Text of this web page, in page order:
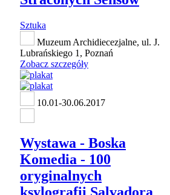
Sztuka
Muzeum Archidiecezjalne, ul. J.
Lubrańskiego 1, Poznań
Zobacz szczegóły
10.01-30.06.2017
Wystawa - Boska
Komedia - 100
oryginalnych
ksylografii Salvadora